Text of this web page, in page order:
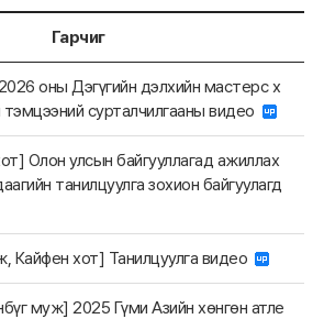
Гарчиг
оны Дэгүгийн дэлхийн мастерс х
тэмцээний сурталчилгааны видео
Олон улсын байгууллагад ажиллах
танилцуулга зохион байгуулагд
Кайфен хот] Танилцуулга видео
муж] 2025 Гүми Азийн хөнгөн атле